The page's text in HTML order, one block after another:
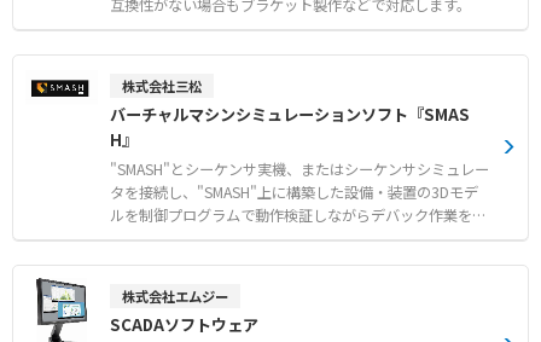
互換性がない場合もブラケット製作などで対応します。
株式会社三松
バーチャルマシンシミュレーションソフト『SMAS
H』
"SMASH"とシーケンサ実機、またはシーケンサシミュレー
タを接続し、"SMASH"上に構築した設備・装置の3Dモデ
ルを制御プログラムで動作検証しながらデバック作業を実
現します。 ●現場での作業時間の短縮 ●不良による手戻
り時間の短縮 ●トラブル発生時の社内検証ツールとして使
株式会社エムジー
SCADAソフトウェア